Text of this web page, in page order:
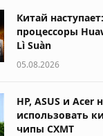
Китай
процессоры
Lì Suàn
05.08.2026
HP, ASUS и Acer
использовать
чипы CXMT